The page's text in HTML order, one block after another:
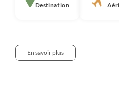
Destination
En savoir plus